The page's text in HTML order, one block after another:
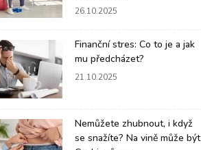
26.10.2025
Finanční stres: Co to je a jak
mu předcházet?
21.10.2025
Nemůžete zhubnout, i když
se snažíte? Na vině může být